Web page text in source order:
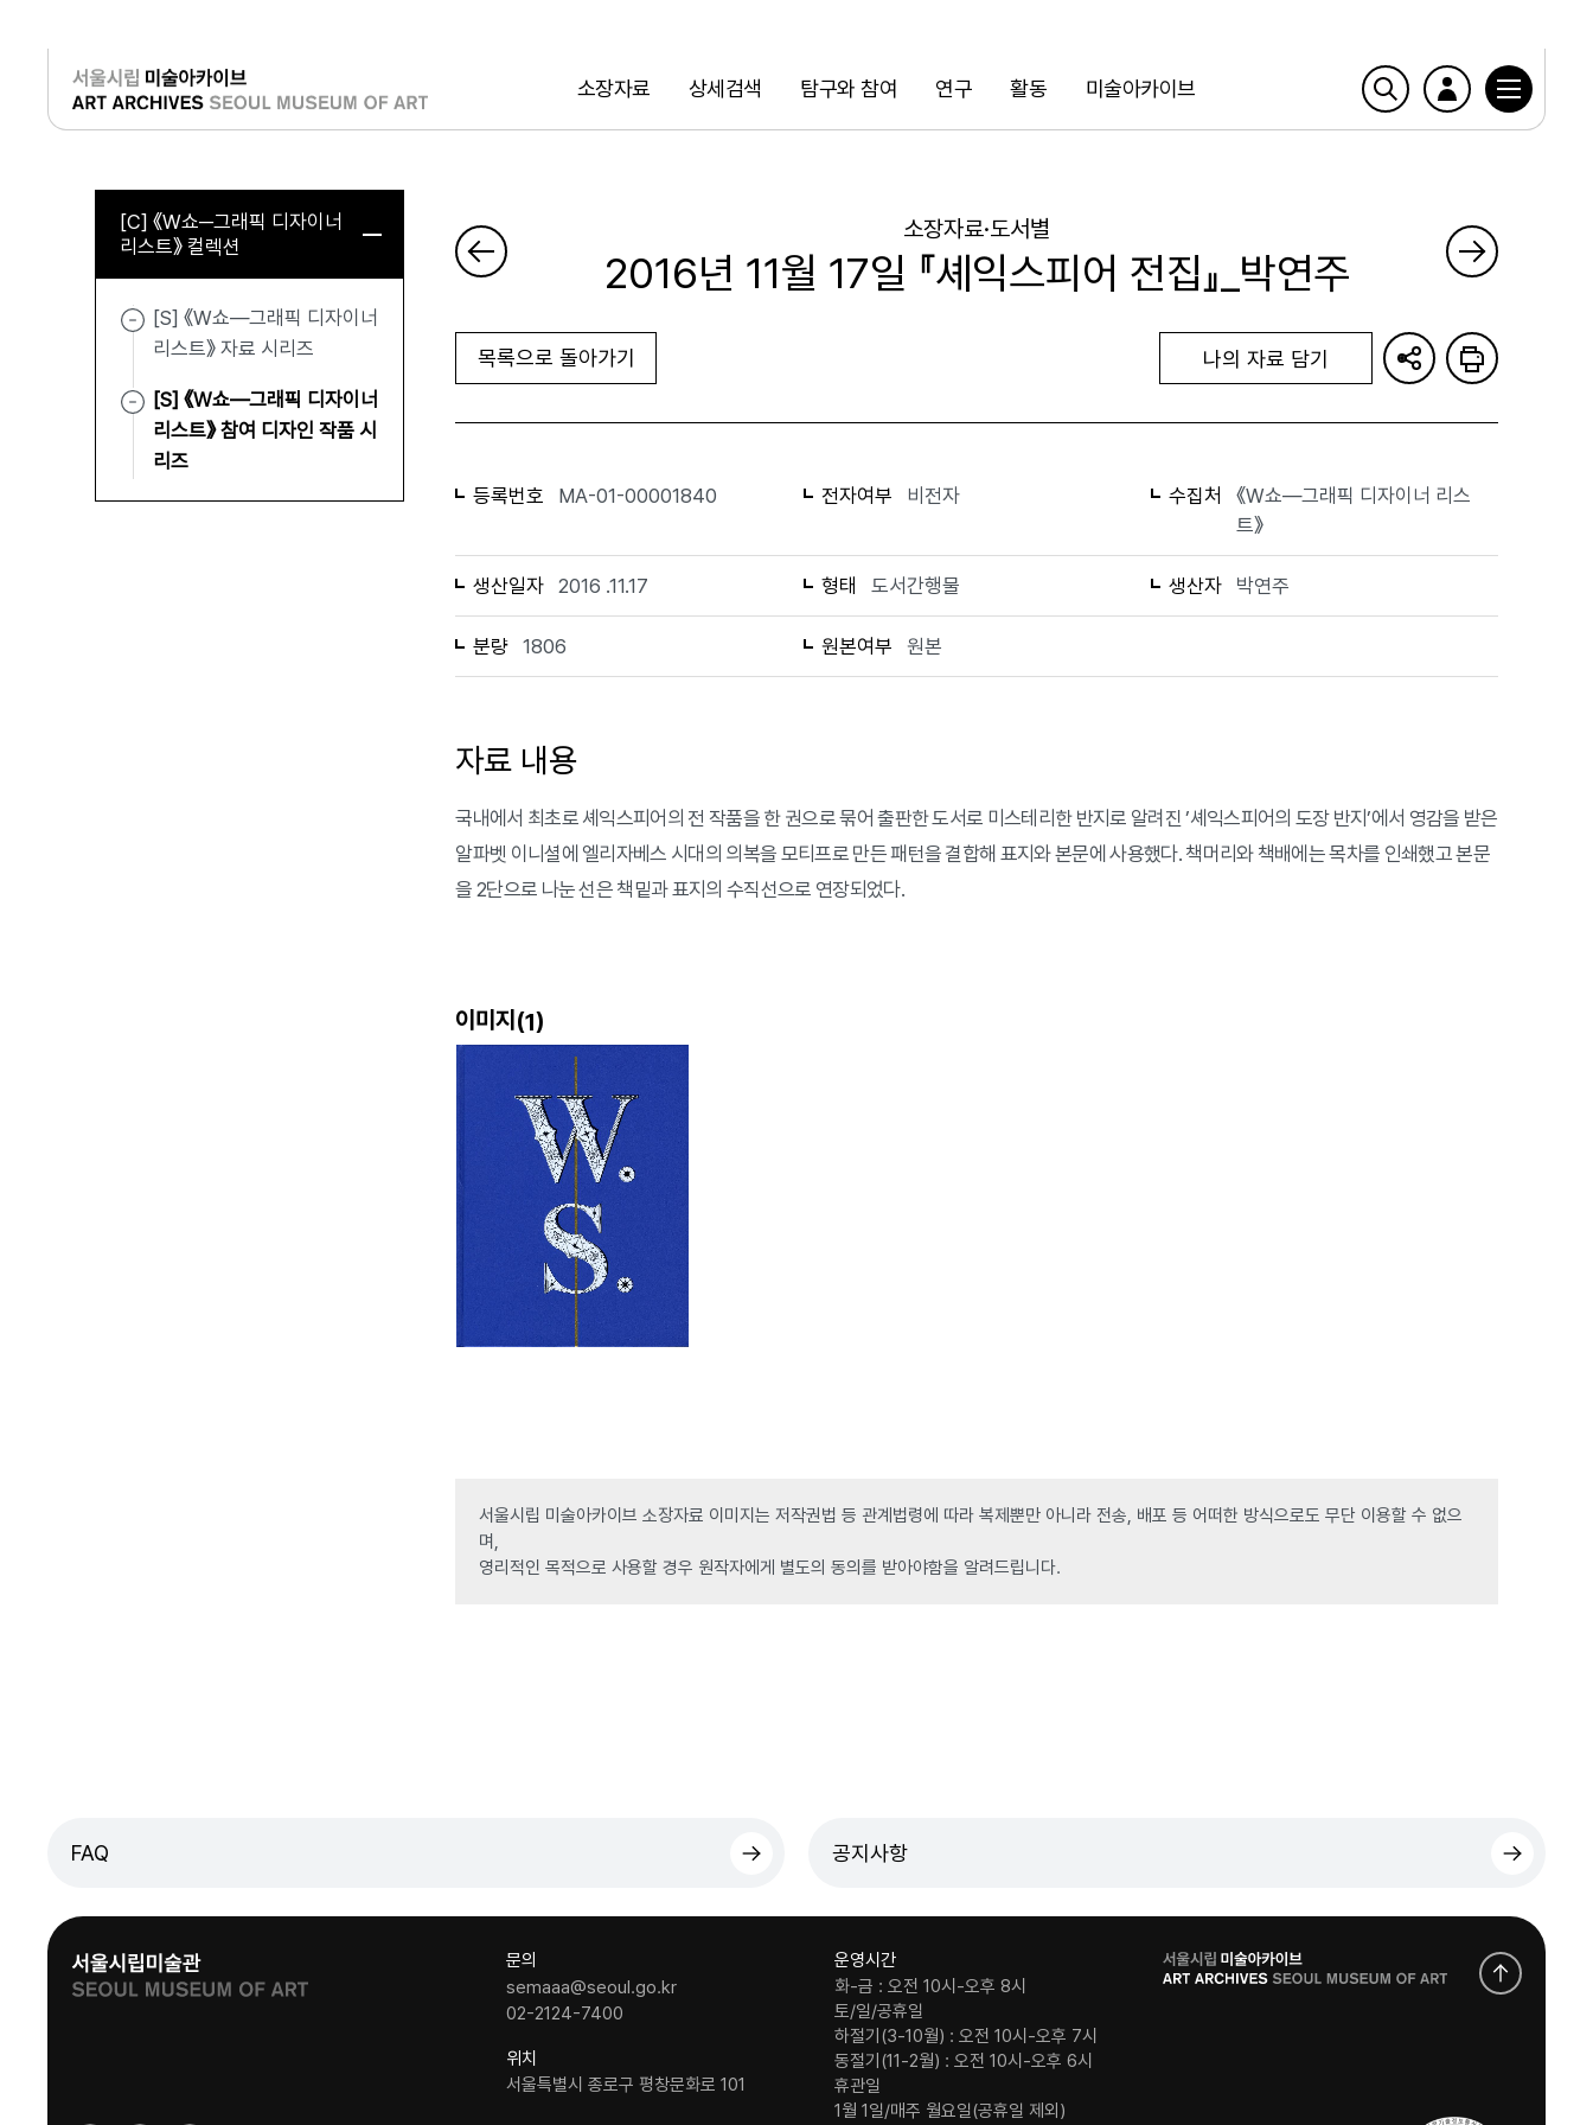
소장자료 상세검색 탐구와 참여 연구 활동 미술아카이브
검색
로그인
[C] 《W쇼─그래픽 디자이너
리스트》 컬렉션
[S] 《W쇼—그래픽 디자이너
리스트》 자료 시리즈
[S] 《W쇼—그래픽 디자이너
리스트》 참여 디자인 작품 시
리즈
소장자료·도서별
2016년 11월 17일 『셰익스피어 전집』_박연주
목록으로 돌아가기 나의 자료 담기
등록번호 MA-01-00001840 전자여부 비전자 수집처
《W쇼—그래픽 디자이너 리스
트》
생산일자 2016 .11.17 형태 도서간행물 생산자 박연주
분량 1806 원본여부 원본
자료 내용
국내에서 최초로 셰익스피어의 전 작품을 한 권으로 묶어 출판한 도서로 미스테리한 반지로 알려진 ’셰익스피어의 도장 반지’에서 영감을 받은
알파벳 이니셜에 엘리자베스 시대의 의복을 모티프로 만든 패턴을 결합해 표지와 본문에 사용했다. 책머리와 책배에는 목차를 인쇄했고 본문
을 2단으로 나눈 선은 책밑과 표지의 수직선으로 연장되었다.
이미지(1)
서울시립 미술아카이브 소장자료 이미지는 저작권법 등 관계법령에 따라 복제뿐만 아니라 전송, 배포 등 어떠한 방식으로도 무단 이용할 수 없으
며,
영리적인 목적으로 사용할 경우 원작자에게 별도의 동의를 받아야함을 알려드립니다.
FAQ 공지사항
문의
semaaa@seoul.go.kr
02-2124-7400
위치
서울특별시 종로구 평창문화로 101
운영시간
화-금 : 오전 10시-오후 8시
토/일/공휴일
하절기(3-10월) : 오전 10시-오후 7시
동절기(11-2월) : 오전 10시-오후 6시
휴관일
1월 1일/매주 월요일(공휴일 제외)
로
고